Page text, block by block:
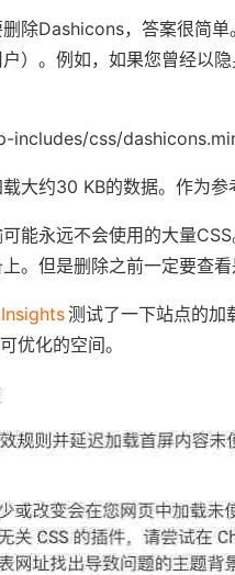
除Dashicons，答案很简
）。例如，如果您曾经以
css/
大约30 KB的数据。作为参
能永远不会使用的大量
。但是删除之前一定要查看
测试了一下站点的加
优化的空间。